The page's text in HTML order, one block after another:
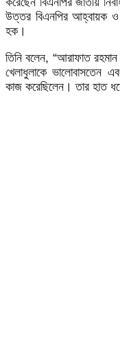
উত্তর বিএনপির আহ্বায়ক
হক।
তিনি বলেন, “আরাফাত
খেলাধুলাকে ভালোবাসতেন
কাজ করেছিলেন। তার হাত